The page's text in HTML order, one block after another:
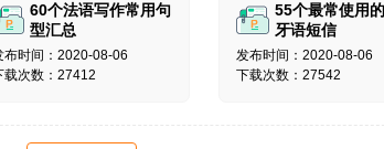
60个法语写作常用句
型汇总
布时间：2020-08-06
载次数：27412
55个最常使用
牙语短信
发布时间：2020-08-06
下载次数：27542